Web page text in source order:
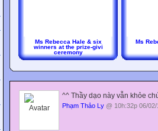
Ms Rebecca Hale & six
winners at the prize-givi
ceremony
Ms
^^ Thầy dạo này vẫn khỏe
Phạm Thảo Ly @ 10h:32p 06/02/